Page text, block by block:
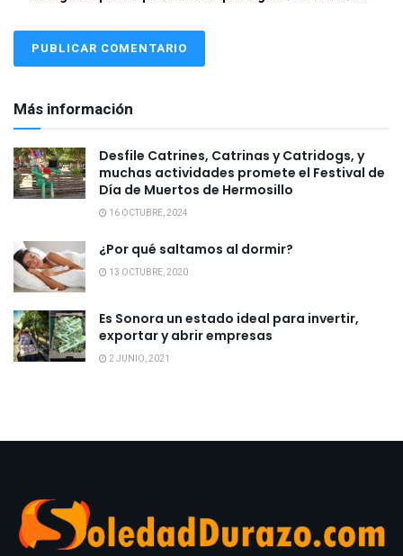
Más información
Desfile Catrines, Catrinas y Catridogs, y
muchas actividades promete el Festival de
Día de Muertos de Hermosillo
16 OCTUBRE, 2024
¿Por qué saltamos al dormir?
13 OCTUBRE, 2020
Es Sonora un estado ideal para invertir,
exportar y abrir empresas
2 JUNIO, 2021